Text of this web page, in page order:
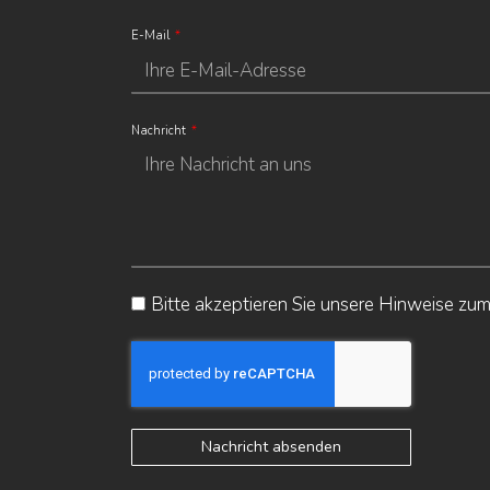
E-Mail
Nachricht
Bitte akzeptieren Sie unsere Hinweise
Nachricht absenden